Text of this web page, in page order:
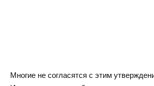
Многие не согласятся с этим